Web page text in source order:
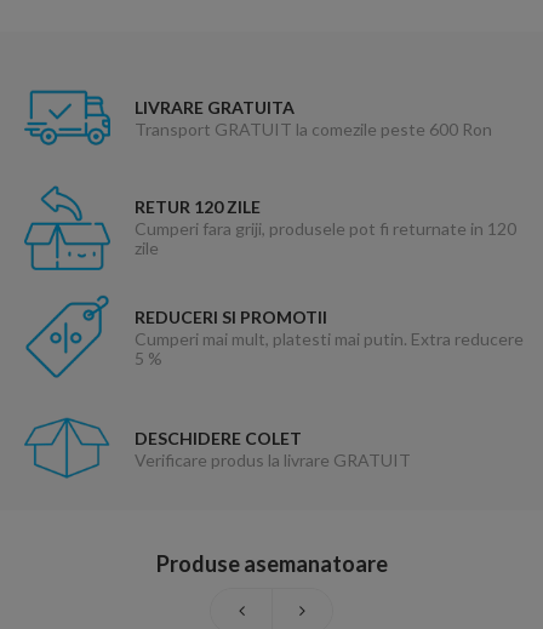
LIVRARE GRATUITA
Transport GRATUIT la comezile peste 600 Ron
RETUR 120 ZILE
Cumperi fara griji, produsele pot fi returnate in 120
zile
REDUCERI SI PROMOTII
Cumperi mai mult, platesti mai putin. Extra reducere
5 %
DESCHIDERE COLET
Verificare produs la livrare GRATUIT
Produse asemanatoare